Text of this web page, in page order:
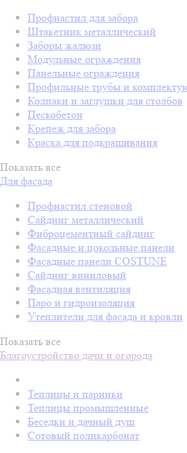
Профнастил для забора
Штакетник металлический
Заборы жалюзи
Модульные ограждения
Панельные ограждения
Профильные трубы и
Колпаки и заглушки для столбов
Пескобетон
Крепеж для забора
Краска для подкрашивания
Показать все
Для фасада
Профнастил стеновой
Сайдинг металлический
Фиброцементный сайдинг
Фасадные и цокольные панели
Фасадные панели COSTUNE
Сайдинг виниловый
Фасадная вентиляция
Паро и гидроизоляция
Утеплители для фасада и кровли
Показать все
Благоустройство дачи и огорода
Теплицы и парники
Теплицы промышленные
Беседки и дачный душ
Сотовый поликарбонат